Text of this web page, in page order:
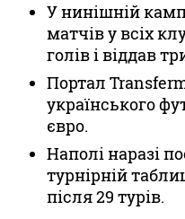
У нинішній
матчів у всіх
голів і віддав
Портал
українського
євро.
Наполі наразі
турнірній
після 29 турів.